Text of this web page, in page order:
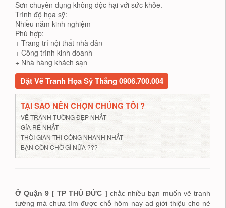
Sơn chuyên dụng không độc hại với sức khỏe.
Trình độ họa sỹ:
Nhiều năm kinh nghiệm
Phù hợp:
+ Trang trí nội thất nhà dân
+ Công trình kinh doanh
+ Nhà hàng khách sạn
Đặt Vẽ Tranh Họa Sỹ Thắng 0906.700.004
TẠI SAO NÊN CHỌN CHÚNG TÔI ?
VẼ TRANH TƯỜNG ĐẸP NHẤT
GÍA RẺ NHẤT
THỜI GIAN THI CÔNG NHANH NHẤT
BẠN CÒN CHỜ GÌ NỮA ???
Ở Quận 9 [ TP THỦ ĐỨC ] chắc nhiều bạn muốn vẽ tranh
tường mà chưa tìm được chỗ hôm nay ad giới thiệu cho nè